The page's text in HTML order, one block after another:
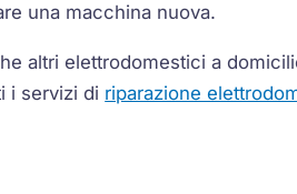
una macchina nuova.
altri elettrodomestici a
i servizi di riparazione